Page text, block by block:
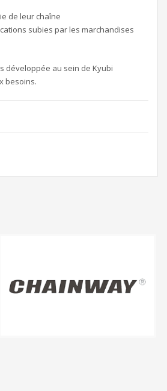
de leur chaîne
subies par les marchandises
développée au sein de Kyubi
besoins.